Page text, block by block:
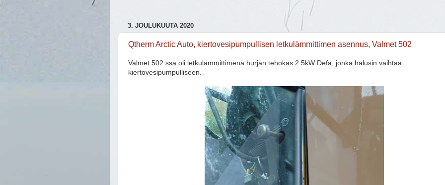
3. JOULUKUUTA 2020
Qtherm Arctic Auto, kiertovesipumpullisen letkulämmittimen asennus, Valmet 502
Valmet 502:ssa oli letkulämmittimenä hurjan tehokas 2.5kW Defa, jonka halusin vaihtaa
kiertovesipumpulliseen.